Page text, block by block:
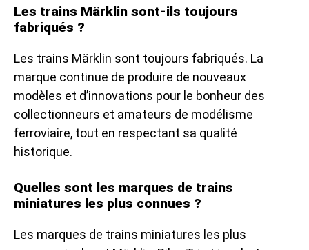
Les trains Märklin sont-ils toujours
fabriqués ?
Les trains Märklin sont toujours fabriqués. La
marque continue de produire de nouveaux
modèles et d’innovations pour le bonheur des
collectionneurs et amateurs de modélisme
ferroviaire, tout en respectant sa qualité
historique.
Quelles sont les marques de trains
miniatures les plus connues ?
Les marques de trains miniatures les plus